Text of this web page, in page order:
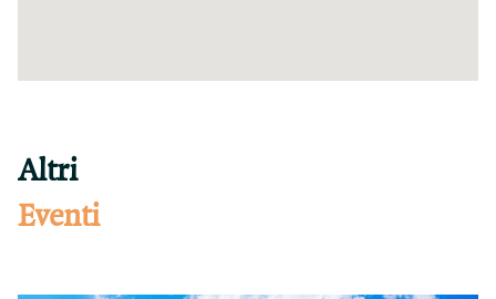
Altri
Eventi